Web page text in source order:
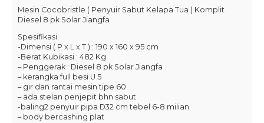
Mesin Cocobristle ( Penyuir Sabut Kelapa Tua ) Komplit
Diesel 8 pk Solar Jiangfa
Spesifikasi
-Dimensi ( P x L x T ) : 190 x 160 x 95 cm
-Berat Kubikasi : 482 Kg
– Penggerak : Diesel 8 pk Solar Jiangfa
– kerangka full besi U 5
– gir dan rantai mesin tipe 60
– ada stelan penjepit bhn sabut
-baling2 penyuir pipa D32 cm tebel 6-8 milian
– body bercashing plat